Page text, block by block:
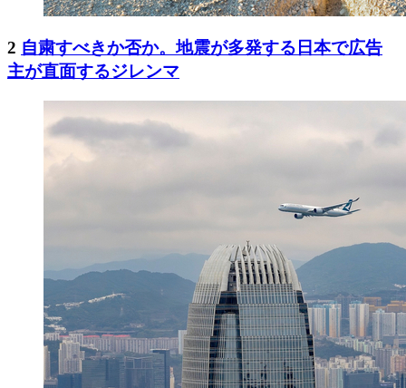
2 自粛すべきか否か。地震が多発する日本で広告
主が直面するジレンマ